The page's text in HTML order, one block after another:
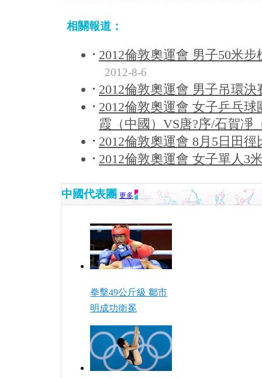
相關報道：
2012倫敦奧運會 男子50米步
2012-8-6
2012倫敦奧運會 男子吊環決
2012倫敦奧運會 女子乒乓
霞（中國）VS唐?序/石賀凈
2012倫敦奧運會 8月5日田徑
2012倫敦奧運會 女子單人3
中國代表團 更多
拳擊49公斤級 鄒市
明成功衛冕